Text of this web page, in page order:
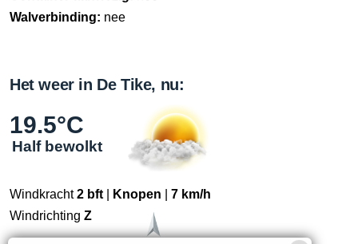
Walverbinding: nee
Het weer in De Tike, nu:
19.5°C
Half bewolkt
Windkracht2 bft Knopen
7 km/h
Windrichting Z